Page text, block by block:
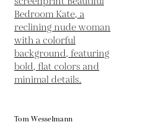
Tom Wesselmann